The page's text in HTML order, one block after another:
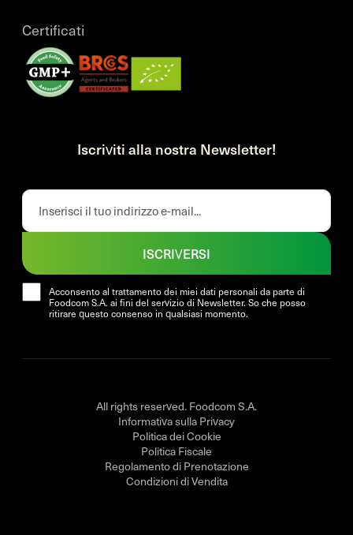
Certificati
Iscriviti alla nostra Newsletter!
Acconsento al trattamento dei miei dati personali da parte di
Foodcom S.A. ai fini del servizio di Newsletter. So che posso
ritirare questo consenso in qualsiasi momento.
ISCRIVERSI
All rights reserved. Foodcom S.A.
Informativa sulla Privacy
Politica dei Cookie
Politica Fiscale
Regolamento di Prenotazione
Condizioni di Vendita